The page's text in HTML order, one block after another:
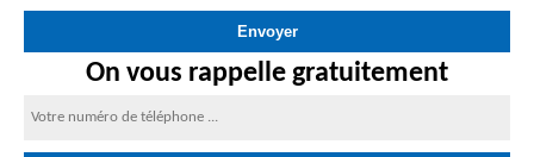
On vous rappelle gratuitement